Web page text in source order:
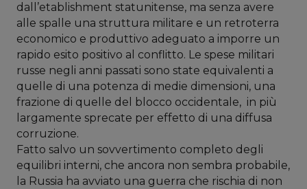
dall’etablishment statunitense, ma senza avere
alle spalle una struttura militare e un retroterra
economico e produttivo adeguato a imporre un
rapido esito positivo al conflitto. Le spese militari
russe negli anni passati sono state equivalenti a
quelle di una potenza di medie dimensioni, una
frazione di quelle del blocco occidentale, in più
largamente sprecate per effetto di una diffusa
corruzione.
Fatto salvo un sovvertimento completo degli
equilibri interni, che ancora non sembra probabile,
la Russia ha avviato una guerra che rischia di non